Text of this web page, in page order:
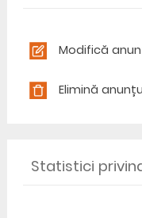
Modifică
Elimină
Statistici